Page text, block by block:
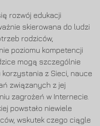
rozwój edukacji
skierowana do ludzi
rodziców,
poziomu kompetencji
mogą szczególnie
z Sieci, nauce
związanych z jej
zagrożeń w Internecie.
powstało niewiele
wskutek czego ciągle